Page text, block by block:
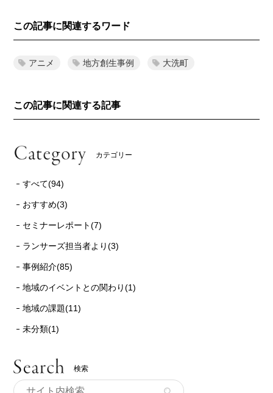
この記事に関連するワード
アニメ 地方創生事例 大洗町
この記事に関連する記事
カテゴリー
すべて(94)
おすすめ(3)
セミナーレポート(7)
ランサーズ担当者より(3)
事例紹介(85)
地域のイベントとの関わり(1)
地域の課題(11)
未分類(1)
検索